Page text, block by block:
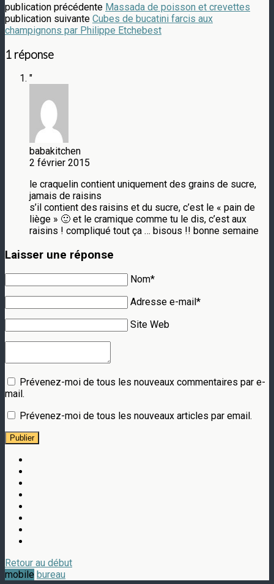
publication précédente Massada de poisson et crevettes
publication suivante Cubes de bucatini farcis aux
champignons par Philippe Etchebest
1 réponse
"
babakitchen
2 février 2015
le craquelin contient uniquement des grains de sucre,
jamais de raisins
s’il contient des raisins et du sucre, c’est le « pain de
liège » 🙂 et le cramique comme tu le dis, c’est aux
raisins ! compliqué tout ça … bisous !! bonne semaine
Laisser une réponse
Nom*
Adresse e-mail*
Site Web
Prévenez-moi de tous les nouveaux commentaires par e-
mail.
Prévenez-moi de tous les nouveaux articles par email.
Publier
Retour au début
mobile bureau